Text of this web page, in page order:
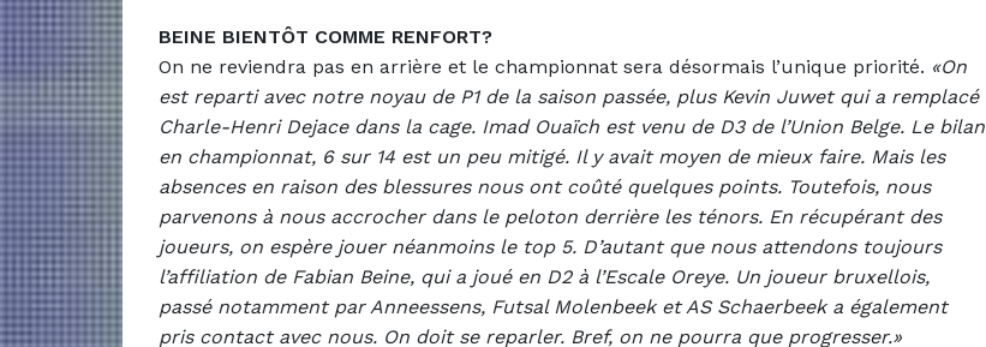
BEINE BIENTÔT COMME RENFORT?
On ne reviendra pas en arrière et le championnat sera désormais l’unique priorité. «On
est reparti avec notre noyau de P1 de la saison passée, plus Kevin Juwet qui a remplacé
Charle-Henri Dejace dans la cage. Imad Ouaïch est venu de D3 de l’Union Belge. Le bilan
en championnat, 6 sur 14 est un peu mitigé. Il y avait moyen de mieux faire. Mais les
absences en raison des blessures nous ont coûté quelques points. Toutefois, nous
parvenons à nous accrocher dans le peloton derrière les ténors. En récupérant des
joueurs, on espère jouer néanmoins le top 5. D’autant que nous attendons toujours
l’affiliation de Fabian Beine, qui a joué en D2 à l’Escale Oreye. Un joueur bruxellois,
passé notamment par Anneessens, Futsal Molenbeek et AS Schaerbeek a également
pris contact avec nous. On doit se reparler. Bref, on ne pourra que progresser.»